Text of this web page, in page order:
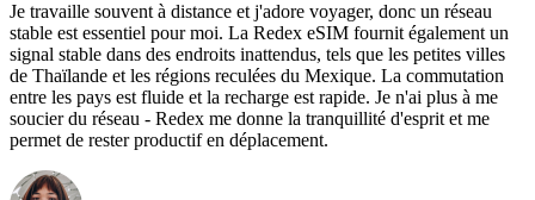
Je travaille souvent à distance et j'adore voyager, donc un réseau
stable est essentiel pour moi. La Redex eSIM fournit également un
signal stable dans des endroits inattendus, tels que les petites villes
de Thaïlande et les régions reculées du Mexique. La commutation
entre les pays est fluide et la recharge est rapide. Je n'ai plus à me
soucier du réseau - Redex me donne la tranquillité d'esprit et me
permet de rester productif en déplacement.